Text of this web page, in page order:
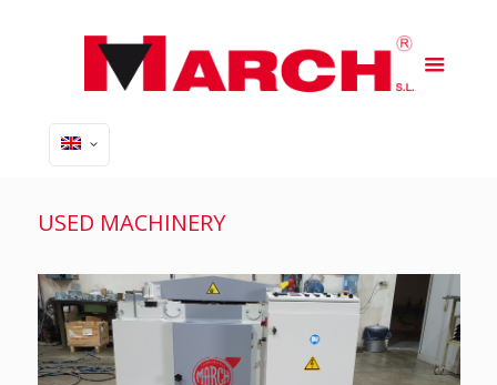
USED MACHINERY